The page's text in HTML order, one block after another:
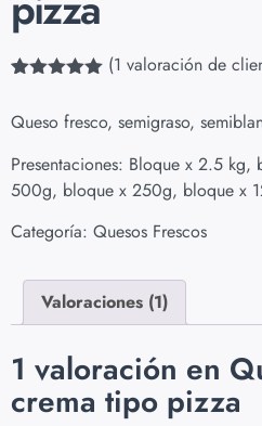
5 en base
de un
(1 valoración de
Queso fresco, semigraso,
Presentaciones: Bloque x 2.5
500g, bloque x 250g, bloque x
Categoría: Quesos Frescos
Valoraciones (1)
1 valoración en
crema tipo pizza